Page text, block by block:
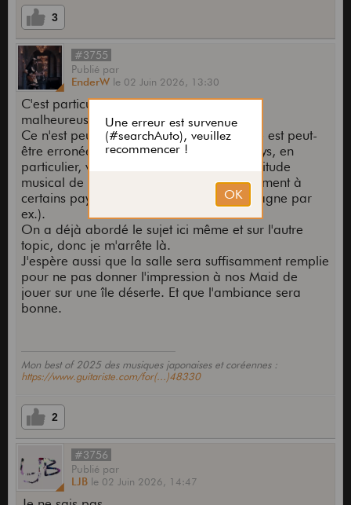
3
#3755
Publié par
EnderW le 02 Juin 2026, 13:30
C'est particulièrement navrant, mais
malheureusement normal.
Ce n'est peut-être que mon opinion et elle est peut-
être erronée, mais je trouve que notre pays, en
particulier, végète dans un état de décrépitude
musical de plus en plus flagrant contrairement à
certains pays voisins (Angleterre et Allemagne par
ex.).
On a déjà abordé le sujet ici même et sur l'autre
topic, donc je m'arrête là.
J'espère aussi que la salle sera suffisamment remplie
pour ne pas donner l'impression à nos Maid de
jouer sur une île déserte. Et que l'ambiance sera
bonne.
Mon best of 2025 des musiques japonaises et coréennes :
https://www.guitariste.com/for(...)48330
2
#3756
Publié par
LJB le 02 Juin 2026, 14:47